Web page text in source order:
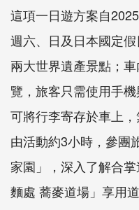
這項一日遊方案自
週六、日及日本國定
兩大世界遺產景點；
覽，旅客只需使用手
可將行李寄存於車上
由活動約3小時，參團
家園」，深入了解合
麵處 蕎麥道場」享用